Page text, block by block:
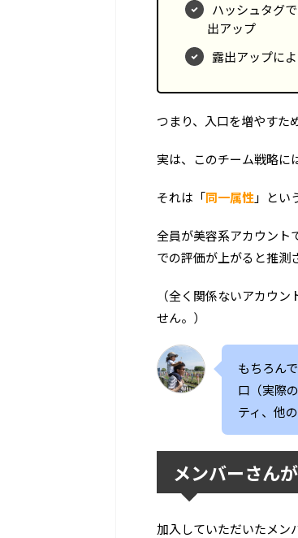
ハッシュタグ
出アップ
露出アップに
つまり、入口を増やすた
実は、このチーム戦略に
それは「同一属性 」とい
全員が美容系アカウント
での評価が上がると推測
（全く関係ないアカウ
せん。）
もちろん
口（実際
ティ、他
メンバーさん
加入していただいたメン